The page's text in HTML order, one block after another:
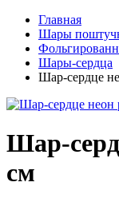
Главная
Шары
Шары-сердца
Шар-сердце
Шар-
см